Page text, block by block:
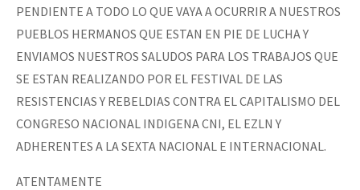
PENDIENTE A TODO LO QUE VAYA A OCURRIR A NUESTROS
PUEBLOS HERMANOS QUE ESTAN EN PIE DE LUCHA Y
ENVIAMOS NUESTROS SALUDOS PARA LOS TRABAJOS QUE
SE ESTAN REALIZANDO POR EL FESTIVAL DE LAS
RESISTENCIAS Y REBELDIAS CONTRA EL CAPITALISMO DEL
CONGRESO NACIONAL INDIGENA CNI, EL EZLN Y
ADHERENTES A LA SEXTA NACIONAL E INTERNACIONAL.
ATENTAMENTE